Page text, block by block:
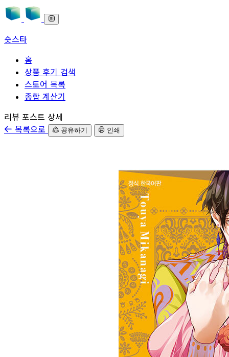
숏스타
홈
상품 후기 검색
스토어 목록
종합 계산기
본문으로 바로가기
리뷰 포스트 상세
목록으로
공유하기 인쇄